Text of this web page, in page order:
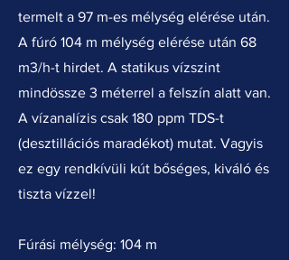
termelt a 97 m-es mélység elérése után.
A fúró 104 m mélység elérése után 68
m3/h-t hirdet. A statikus vízszint
mindössze 3 méterrel a felszín alatt van.
A vízanalízis csak 180 ppm TDS-t
(desztillációs maradékot) mutat. Vagyis
ez egy rendkívüli kút bőséges, kiváló és
tiszta vízzel!
Fúrási mélység: 104 m